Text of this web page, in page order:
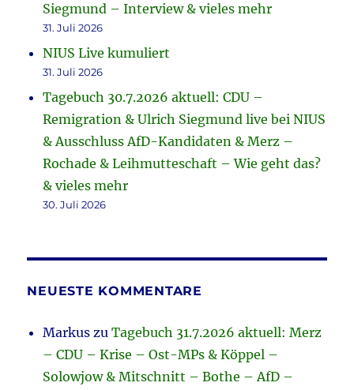
Siegmund – Interview & vieles mehr
31. Juli 2026
NIUS Live kumuliert
31. Juli 2026
Tagebuch 30.7.2026 aktuell: CDU –
Remigration & Ulrich Siegmund live bei NIUS
& Ausschluss AfD-Kandidaten & Merz –
Rochade & Leihmutteschaft – Wie geht das?
& vieles mehr
30. Juli 2026
NEUESTE KOMMENTARE
Markus zuTagebuch 31.7.2026 aktuell: Merz
– CDU – Krise – Ost-MPs & Köppel –
Solowjow & Mitschnitt – Bothe – AfD –